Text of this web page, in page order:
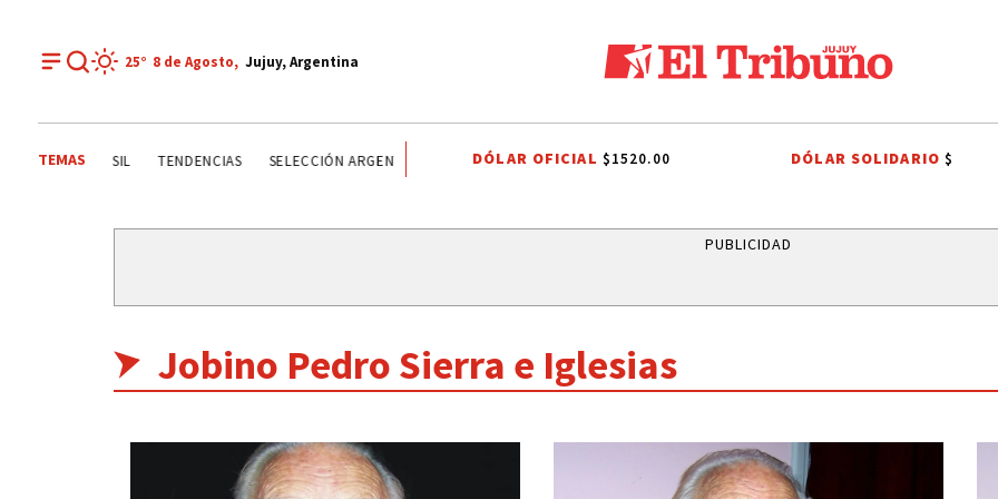
25° 8 de Agosto, Jujuy, Argentina
TEMASBRASIL TENDENCIAS SELECCIÓN ARGENTINA JORGE MESSI TENDENCIA GOBIERNO NACIONAL JORGE MESSI
DÓLAR OFICIAL $1520.00 DÓLAR SOLIDARIO$
PUBLICIDAD
Jobino Pedro Sierra e Iglesias